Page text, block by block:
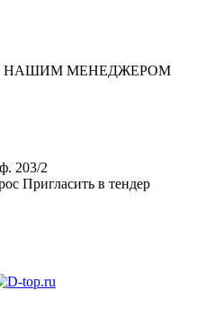
НАШИМ МЕНЕДЖЕРОМ
203/2
Пригласить в тендер